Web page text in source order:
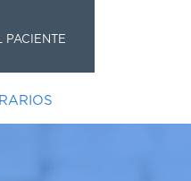
PACIENTE